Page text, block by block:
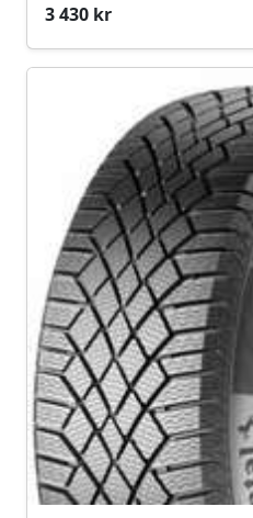
3 430 kr